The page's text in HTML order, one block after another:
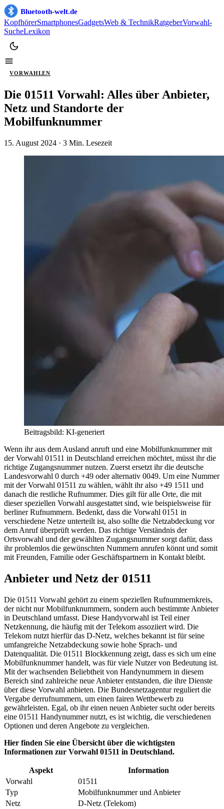
Bluetooth-welt.de
KopfhörerSmartphonesGadgetsWeb & TechnikRatgeberVorwahl-
SucheLexikon
VORWAHLEN
Die 01511 Vorwahl: Alles über Anbieter,
Netz und Standorte der
Mobilfunknummer
15. August 2024 · 3 Min. Lesezeit
Beitragsbild: KI-generiert
Wenn ihr aus dem Ausland anruft und eine Mobilfunknummer mit
der Vorwahl 01511 in Deutschland erreichen möchtet, müsst ihr die
richtige Zugangsnummer nutzen. Zuerst ersetzt ihr die deutsche
Landesvorwahl 0 durch +49 oder alternativ 0049. Um eine Nummer
mit der Vorwahl 01511 zu wählen, wählt ihr also +49 1511 und
danach die restliche Rufnummer. Dies gilt für alle Orte, die mit
dieser speziellen Vorwahl ausgestattet sind, wie beispielsweise für
berliner Rufnummern. Bedenkt, dass die Vorwahl 0151 in
verschiedene Netze unterteilt ist, also sollte die Netzabdeckung vor
dem Anruf überprüft werden. Das richtige Verständnis der
Ortsvorwahl und der gewählten Zugangsnummer sorgt dafür, dass
ihr problemlos die gewünschten Nummern anrufen könnt und somit
mit Freunden, Familie oder Geschäftspartnern in Kontakt bleibt.
Anbieter und Netz der 01511
Die 01511 Vorwahl gehört zu einem speziellen Rufnummernkreis,
der nicht nur Mobilfunknummern, sondern auch bestimmte Anbieter
in Deutschland umfasst. Diese Handyvorwahl ist Teil einer
Netzkennung, die häufig mit der Telekom assoziiert wird. Die
Telekom nutzt hierfür das D-Netz, welches bekannt ist für seine
umfangreiche Netzabdeckung sowie hohe Sprach- und
Datenqualität. Die 01511 Blockkennung zeigt, dass es sich um eine
Mobilfunknummer handelt, was für viele Nutzer von Bedeutung ist.
Mit der wachsenden Beliebtheit von Handynummern in diesem
Bereich sind zahlreiche neue Anbieter entstanden, die ihre Dienste
über diese Vorwahl anbieten. Die Bundesnetzagentur reguliert die
Vergabe derrufnummern, um einen fairen Wettbewerb zu
gewährleisten. Egal, ob ihr einen neuen Anbieter sucht oder bereits
eine 01511 Handynummer nutzt, es ist wichtig, die verschiedenen
Optionen und deren Angebote zu vergleichen.
Hier finden Sie eine Übersicht über die wichtigsten
Informationen zur Vorwahl 01511 in Deutschland.
Aspekt
Information
Vorwahl
01511
Typ
Mobilfunknummer und Anbieter
Netz
D-Netz (Telekom)